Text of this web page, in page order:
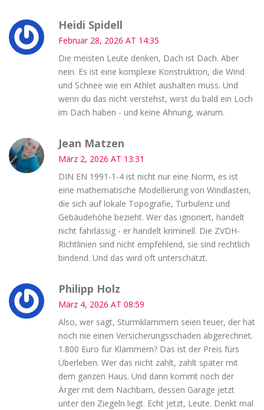
Heidi Spidell
Februar 28, 2026 AT 14:35
Die meisten Leute denken, Dach ist Dach. Aber
nein. Es ist eine komplexe Konstruktion, die Wind
und Schnee wie ein Athlet aushalten muss. Und
wenn du das nicht verstehst, wirst du bald ein Loch
im Dach haben - und keine Ahnung, warum.
Jean Matzen
März 2, 2026 AT 13:31
DIN EN 1991-1-4 ist nicht nur eine Norm, es ist
eine mathematische Modellierung von Windlasten,
die sich auf lokale Topografie, Turbulenz und
Gebäudehöhe bezieht. Wer das ignoriert, handelt
nicht fahrlässig - er handelt kriminell. Die ZVDH-
Richtlinien sind nicht empfehlend, sie sind rechtlich
bindend. Und das wird oft unterschätzt.
Philipp Holz
März 4, 2026 AT 08:59
Also, wer sagt, Sturmklammern seien teuer, der hat
noch nie einen Versicherungsschaden abgerechnet.
1.800 Euro für Klammern? Das ist der Preis fürs
Überleben. Wer das nicht zahlt, zahlt später mit
dem ganzen Haus. Und dann kommt noch der
Ärger mit dem Nachbarn, dessen Garage jetzt
unter den Ziegeln liegt. Echt jetzt, Leute. Denkt mal